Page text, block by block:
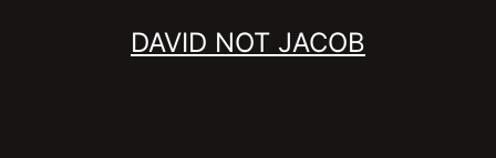
DAVID NOT JACOB